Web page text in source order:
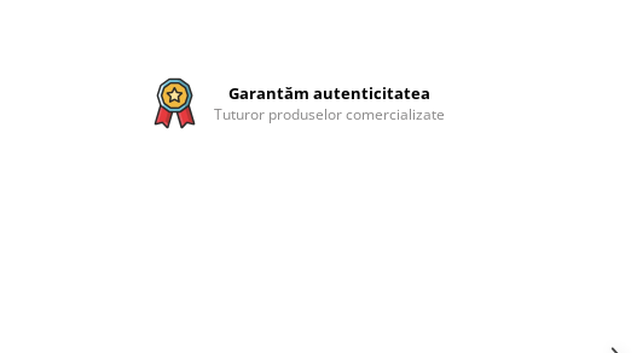
Garantăm autenticitatea
Tuturor produselor comercializate